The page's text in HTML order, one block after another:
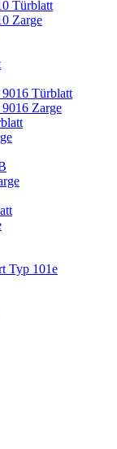
Türblatt
Zarge
Türblatt
Zarge
Typ 101e